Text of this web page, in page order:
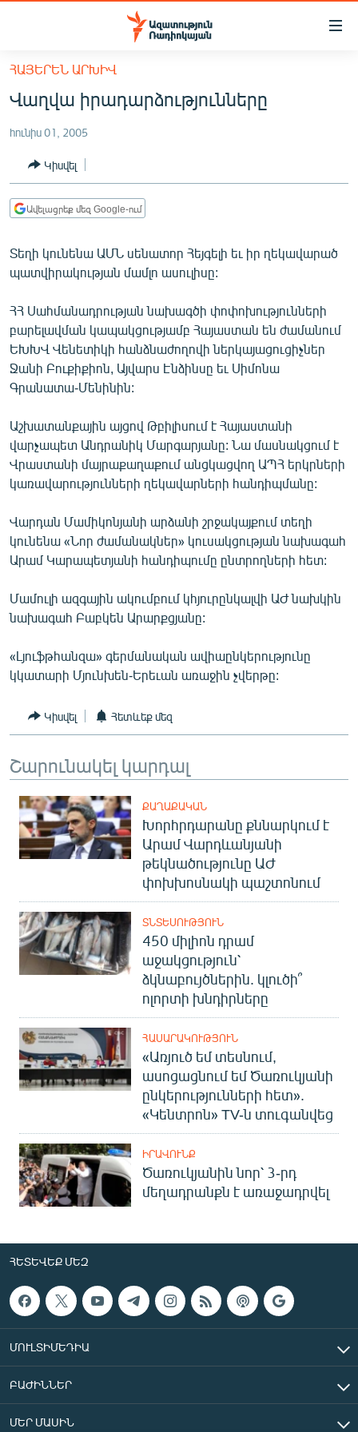
Մատչելիության
հիմնական
բովանդակությանը
հիմնական
մենյուին
Որոնում
ՀԱՅԱՍՏԱՆ
ՔԱՂԱՔԱԿԱՆ
ԸՆՏՐՈՒԹՅՈՒՆՆԵՐ 2026
ԻՐԱՎՈՒՆՔ
ՏՆՏԵՍՈՒԹՅՈՒՆ
ՂԱՐԱԲԱՂ
ՊԱՏԵՐԱԶՄԻ 6 ՇԱԲԱԹՆԵՐԸ
ՏԱՐԱԾԱՇՐՋԱՆ
ՄԻՋԱԶԳԱՅԻՆ
ՄՇԱԿՈՒՅԹ
ՍՊՈՐՏ
ՄԵԿՆԱԲԱՆՈՒԹՅՈՒՆ
ՏՏ ԵՒ ԻՆՏԵՐՆԵՏ
ԿՈՐՈՆԱՎԻՐՈՒՍ
ԱՐԽԻՎ
ՏԵՍԱՆՅՈՒԹԵՐ
ԲԱՆԱՎԵՃ
ՁԳՏԵԼՈՎ ԼԱՎԱԳՈՒՅՆԻՆ
ՓՈԴՔԱՍԹ
Русский
ՀԵՏԵՎԵՔ ՄԵԶ
«Ազատության» բոլոր կայքերը
ՀԱՅԵՐԵՆ ԱՐԽԻՎ
Վաղվա իրադարձությունները
հունիս 01, 2005
Կիսվել
Ավելացրեք մեզ Google-ում
Տեղի կունենա ԱՄՆ սենատոր Հեյգելի եւ իր ղեկավարած
պատվիրակության մամլո ասուլիսը:
ՀՀ Սահմանադրության նախագծի փոփոխությունների
բարելավման կապակցությամբ Հայաստան են ժամանում
ԵԽԽՎ Վենետիկի հանձնաժողովի ներկայացուցիչներ
Ջանի Բուքիքիոն, Այվարս Էնձինսը եւ Սիմոնա
Գրանատա-Մենինին:
Աշխատանքային այցով Թբիլիսում է Հայաստանի
վարչապետ Անդրանիկ Մարգարյանը: Նա մասնակցում է
Վրաստանի մայրաքաղաքում անցկացվող ԱՊՀ երկրների
կառավարությունների ղեկավարների հանդիպմանը:
Վարդան Մամիկոնյանի արձանի շրջակայքում տեղի
կունենա «Նոր ժամանակներ» կուսակցության նախագահ
Արամ Կարապետյանի հանդիպումը ընտրողների հետ:
Մամուլի ազգային ակումբում կհյուրընկալվի ԱԺ նախկին
նախագահ Բաբկեն Արարքցյանը:
«Լյուֆթհանզա» գերմանական ավիաընկերությունը
կկատարի Մյունխեն-Երեւան առաջին չվերթը:
Կիսվել Հետևեք մեզ
Շարունակել կարդալ
ՔԱՂԱՔԱԿԱՆ
Խորհրդարանը քննարկում է
Արամ Վարդևանյանի
թեկնածությունը ԱԺ
փոխխոսնակի պաշտոնում
ՏՆՏԵՍՈՒԹՅՈՒՆ
450 միլիոն դրամ
աջակցություն՝
ձկնաբույծներին. կլուծի՞
ոլորտի խնդիրները
ՀԱՍԱՐԱԿՈՒԹՅՈՒՆ
«Առյուծ եմ տեսնում,
ասոցացնում եմ Ծառուկյանի
ընկերությունների հետ».
«Կենտրոն» TV-ն տուգանվեց
ԻՐԱՎՈՒՆՔ
Ծառուկյանին նոր՝ 3-րդ
մեղադրանքն է առաջադրվել
ՀԵՏԵՎԵՔ ՄԵԶ
ՄՈՒԼՏԻՄԵԴԻԱ
ԲԱԺԻՆՆԵՐ
ՄԵՐ ՄԱՍԻՆ